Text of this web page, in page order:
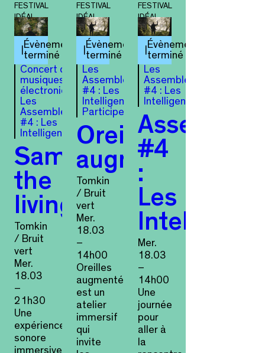
FESTIVAL
IDÉAL
Évènement
terminé
Concert de
musiques
électroniques
Les
Assemblées
#4 : Les
Intelligences
Sampling
the
living
Tomkin
/ Bruit
vert
Mer.
18.03
–
21h30
Une
expérience
sonore
immersive
FESTIVAL
IDÉAL
Évènement
terminé
Les
Assemblées
#4 : Les
Intelligences
Participer
Oreilles
augmentées
Tomkin
/ Bruit
vert
Mer.
18.03
–
14h00
Oreilles
augmentées
est un
atelier
immersif
qui
invite
FESTIVAL
IDÉAL
Évènement
terminé
Les
Assemblées
#4 : Les
Intelligences
Assemblée
#4
:
Les
Mer.
18.03
–
14h00
Une
journée
pour
aller à
la